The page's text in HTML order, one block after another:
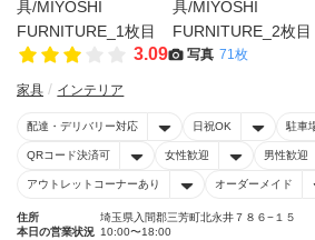
3.09 写真 71枚
家具 インテリア
配達・デリバリー対応 日祝OK 駐車
QRコード決済可 女性歓迎 男性歓迎
アウトレットコーナーあり オーダーメイド
住所
埼玉県入間郡三芳町北永井７８６−１５
本日の営業状況 10:00〜18:00